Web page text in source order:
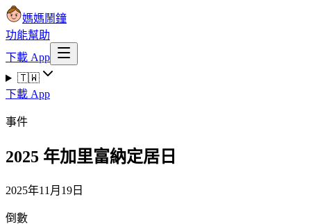
媽媽鬧鐘
功能幫助
下載 App
🇹🇼
下載 App
事件
2025 年加里富納定居日
2025年11月19日
倒數